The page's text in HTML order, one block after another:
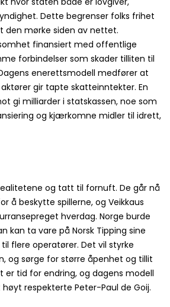
Dette begrenser folks frihet
den mørke siden av nettet.
finansiert med offentlige
forbindelser som skader tilliten til
enerettsmodell medfører at
gir tapte skatteinntekter. En
gi milliarder i statskassen, noe som
og kjærkomne midler til idrett,
og tatt til fornuft. De går nå
å beskytte spillerne, og Veikkaus
hverdag. Norge burde
kan ta vare på Norsk Tipping sine
flere operatører. Det vil styrke
og sørge for større åpenhet og tillit
er tid for endring, og dagens modell
respekterte Peter-Paul de Goij.